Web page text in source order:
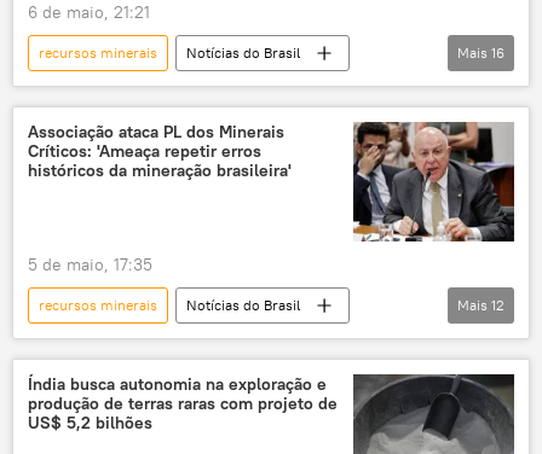
6 de maio, 21:21
recursos minerais
Notícias do Brasil
Luiz Inácio Lula da Silva
Donald Trump
Hugo Motta
Washington
Estados Unidos
Brasil
viagem
viagem oficial
visita de Estado
visita oficial
marco legal
Mais 16
Associação ataca PL dos Minerais
Críticos: 'Ameaça repetir erros
históricos da mineração brasileira'
5 de maio, 17:35
recursos minerais
Notícias do Brasil
Hugo Motta
Luiz Inácio Lula da Silva
Brasil
Câmara dos Deputados
terras raras
minerais críticos
Mais 12
Índia busca autonomia na exploração e
produção de terras raras com projeto de
US$ 5,2 bilhões